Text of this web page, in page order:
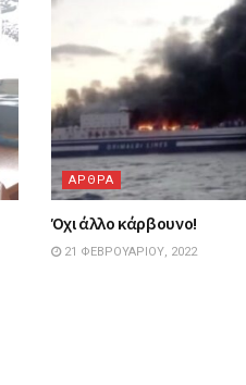
ΑΡΘΡΑ
Όχι άλλο κάρβουνο!
21 ΦΕΒΡΟΥΑΡΊΟΥ, 2022